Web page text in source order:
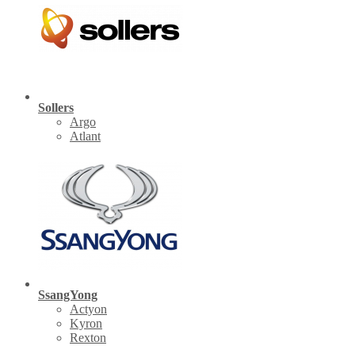
Sollers
Argo
Atlant
SsangYong
Actyon
Kyron
Rexton